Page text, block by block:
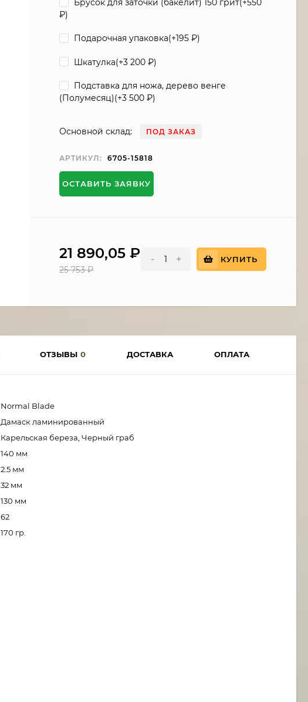
Брусок для заточки (бакелит) 150 грит(+550
₽)
Подарочная упаковка(+195₽)
Шкатулка(+3 200₽)
Подставка для ножа, дерево венге
(Полумесяц)(+3 500₽)
Основной склад: ПОД ЗАКАЗ
АРТИКУЛ: 6705-15818
ОСТАВИТЬ ЗАЯВКУ
21 890,05₽
25 753₽
- + КУПИТЬ
ОТЗЫВЫ 0 ДОСТАВКА ОПЛАТА
Normal Blade
Дамаск ламинированный
Карельская береза, Черный граб
140 мм
2.5 мм
32 мм
130 мм
62
170 гр.